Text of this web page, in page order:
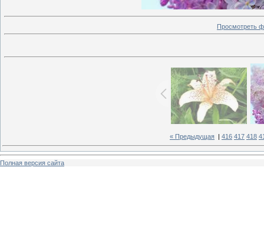
Просмотреть
« Предыдущая 416 417 418
Полная версия сайта